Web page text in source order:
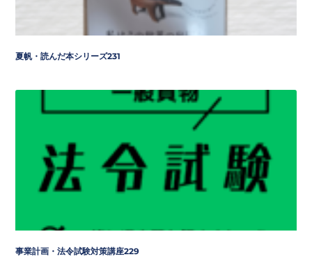
夏帆・読んだ本シリーズ231
事業計画・法令試験対策講座229